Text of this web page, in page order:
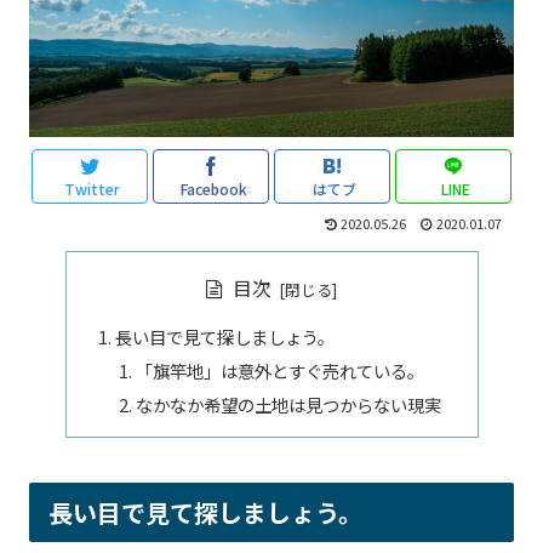
Twitter Facebook はてブ LINE
2020.05.26 2020.01.07
目次
長い目で見て探しましょう。
「旗竿地」は意外とすぐ売れている。
なかなか希望の土地は見つからない現実
長い目で見て探しましょう。